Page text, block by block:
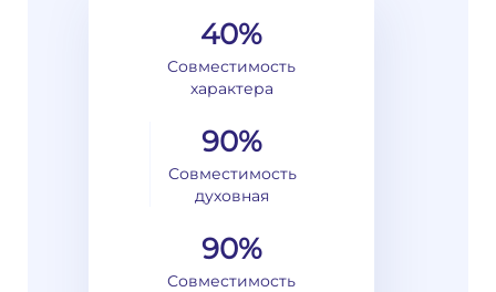
40%
Совместимость
характера
90%
Совместимость
духовная
90%
Совместимость